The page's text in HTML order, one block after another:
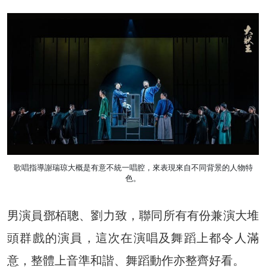
歌唱指導謝瑞琼大概是有意不統一唱腔，來表現來自不同背景的人物特
色。
男演員鄧栢聰、劉力致，聯同所有有份兼演大堆
頭群戲的演員，這次在演唱及舞蹈上都令人滿
意，整體上音準和諧、舞蹈動作亦整齊好看。